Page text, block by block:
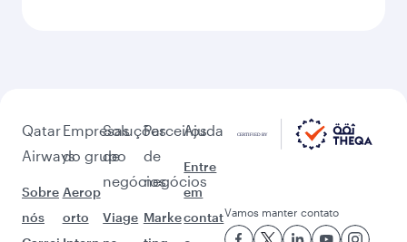
Qatar
Airways
Sobre
nós
Empresas
do grupo
Aerop
orto
Soluções
de
negócios
Viage
Parceiros
de
negócios
Marke
Ajuda
Entre
em
contatVamos manter contato